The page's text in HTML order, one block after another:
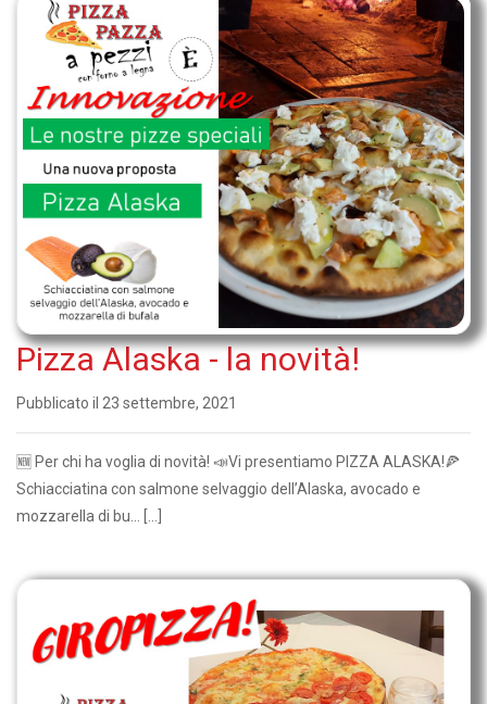
Pizza Alaska - la novità!
Pubblicato il 23 settembre, 2021
🆕 Per chi ha voglia di novità! 📣Vi presentiamo PIZZA ALASKA!🍕
Schiacciatina con salmone selvaggio dell’Alaska, avocado e
mozzarella di bu... […]